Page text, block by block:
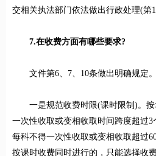
交相关执法部门依法做出行政处理(第
7.在收费方面有哪些要求?
文件第6、7、10条做出明确规定。
一是规范收费时限(课时限制)。按
一次性收取或变相收取时间跨度超过3
每科不得一次性收取或变相收取超过
按课时收费同时进行的，只能选择收